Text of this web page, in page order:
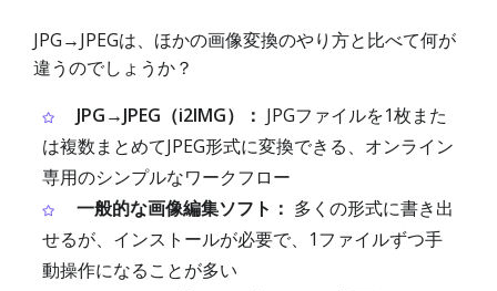
JPG→JPEGは、ほかの画像変換のやり方と比べて何が
違うのでしょうか？
JPG→JPEG（i2IMG）： JPGファイルを1枚また
は複数まとめてJPEG形式に変換できる、オンライン
専用のシンプルなワークフロー
一般的な画像編集ソフト： 多くの形式に書き出
せるが、インストールが必要で、1ファイルずつ手
動操作になることが多い